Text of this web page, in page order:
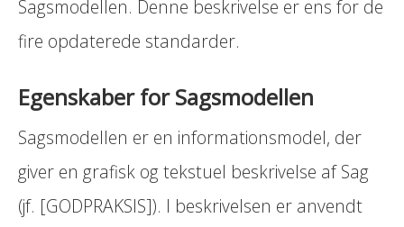
Sagsmodellen. Denne beskrivelse er ens for de
fire opdaterede standarder.
Egenskaber for Sagsmodellen
Sagsmodellen er en informationsmodel, der
giver en grafisk og tekstuel beskrivelse af Sag
(jf. [GODPRAKSIS]). I beskrivelsen er anvendt